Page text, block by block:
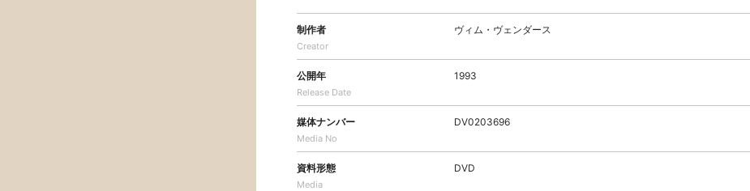
制作者
Creator
ヴィム・ヴェンダース
公開年
Release Date
1993
媒体ナンバー
Media No
DV0203696
資料形態
Media
DVD